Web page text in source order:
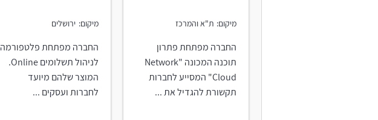
מיקום: ת"א והמרכז
החברה מפתחת פתרון
תוכנה המכונה "Network
Cloud" המסייע לחברות
תקשורת להגדיל את ...
מיקום: ירושלים
החברה מפתחת פלטפורמה
לניהול תשלומים Online.
המוצר שלהם מיועד
לחברות ועסקים ...